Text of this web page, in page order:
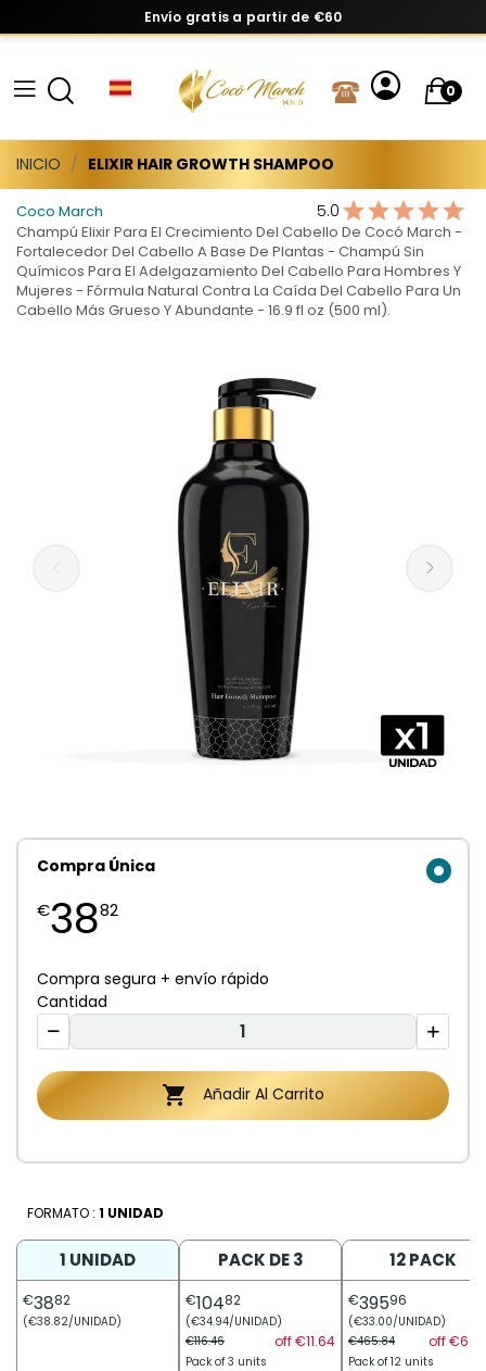
Envío gratis a partir de €60
0
INICIO ELIXIR HAIR GROWTH SHAMPOO
Coco March 5.0
Champú Elixir Para El Crecimiento Del Cabello De Cocó March -
Fortalecedor Del Cabello A Base De Plantas - Champú Sin
Químicos Para El Adelgazamiento Del Cabello Para Hombres Y
Mujeres - Fórmula Natural Contra La Caída Del Cabello Para Un
Cabello Más Grueso Y Abundante - 16.9 fl oz (500 ml).
Compra Única
€3882
Compra segura + envío rápido
Cantidad
 Añadir Al Carrito
FORMATO : 1 UNIDAD
1 UNIDAD
€3882
(€38.82/UNIDAD)
PACK DE 3
€10482
(€34.94/UNIDAD)
€116.46
off €11.64
Pack of 3 units
12 PACK
€39596
(€33.00/UNIDAD)
€465.84
off
Pack of 12 units